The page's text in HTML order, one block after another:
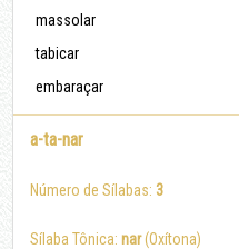
massolar
tabicar
embaraçar
a-ta-nar
Número de Sílabas:3
Sílaba Tônica:nar(Oxítona)